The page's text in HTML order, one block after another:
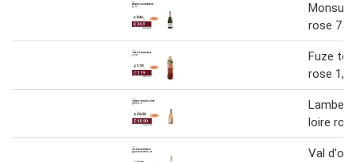
rose 75
Fuze
rose
loire
Val